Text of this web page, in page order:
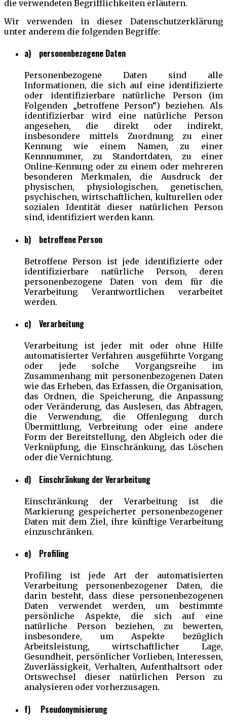
die verwendeten Begrifflichkeiten erläutern.
Wir verwenden in dieser Datenschutzerklärung
unter anderem die folgenden Begriffe:
a) personenbezogene Daten
Personenbezogene Daten sind alle
Informationen, die sich auf eine identifizierte
oder identifizierbare natürliche Person (im
Folgenden „betroffene Person“) beziehen. Als
identifizierbar wird eine natürliche Person
angesehen, die direkt oder indirekt,
insbesondere mittels Zuordnung zu einer
Kennung wie einem Namen, zu einer
Kennnummer, zu Standortdaten, zu einer
Online-Kennung oder zu einem oder mehreren
besonderen Merkmalen, die Ausdruck der
physischen, physiologischen, genetischen,
psychischen, wirtschaftlichen, kulturellen oder
sozialen Identität dieser natürlichen Person
sind, identifiziert werden kann.
b) betroffene Person
Betroffene Person ist jede identifizierte oder
identifizierbare natürliche Person, deren
personenbezogene Daten von dem für die
Verarbeitung Verantwortlichen verarbeitet
werden.
c) Verarbeitung
Verarbeitung ist jeder mit oder ohne Hilfe
automatisierter Verfahren ausgeführte Vorgang
oder jede solche Vorgangsreihe im
Zusammenhang mit personenbezogenen Daten
wie das Erheben, das Erfassen, die Organisation,
das Ordnen, die Speicherung, die Anpassung
oder Veränderung, das Auslesen, das Abfragen,
die Verwendung, die Offenlegung durch
Übermittlung, Verbreitung oder eine andere
Form der Bereitstellung, den Abgleich oder die
Verknüpfung, die Einschränkung, das Löschen
oder die Vernichtung.
d) Einschränkung der Verarbeitung
Einschränkung der Verarbeitung ist die
Markierung gespeicherter personenbezogener
Daten mit dem Ziel, ihre künftige Verarbeitung
einzuschränken.
e) Profiling
Profiling ist jede Art der automatisierten
Verarbeitung personenbezogener Daten, die
darin besteht, dass diese personenbezogenen
Daten verwendet werden, um bestimmte
persönliche Aspekte, die sich auf eine
natürliche Person beziehen, zu bewerten,
insbesondere, um Aspekte bezüglich
Arbeitsleistung, wirtschaftlicher Lage,
Gesundheit, persönlicher Vorlieben, Interessen,
Zuverlässigkeit, Verhalten, Aufenthaltsort oder
Ortswechsel dieser natürlichen Person zu
analysieren oder vorherzusagen.
f) Pseudonymisierung